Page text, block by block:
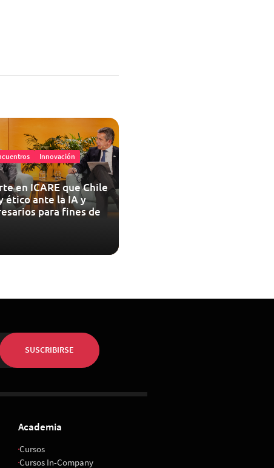
Innovación
en ICARE que Chile
ético ante la IA y
para fines de
SUSCRIBIRSE
Academia
Cursos
Cursos In-Company